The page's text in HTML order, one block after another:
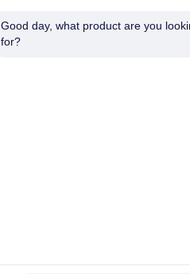
Good day, what product are you
for?